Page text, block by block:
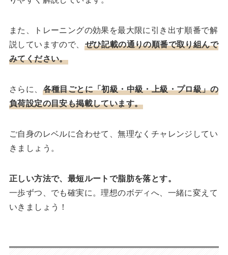
また、トレーニングの効果を最大限に引き出す順番で解
説していますので、 ぜひ記載の通りの順番で取り組んで
みてください。
さらに、 各種目ごとに「初級・中級・上級・プロ級」の
負荷設定の目安も掲載しています。
ご自身のレベルに合わせて、無理なくチャレンジしてい
きましょう。
正しい方法で、最短ルートで脂肪を落とす。
一歩ずつ、でも確実に。理想のボディへ、一緒に変えて
いきましょう！